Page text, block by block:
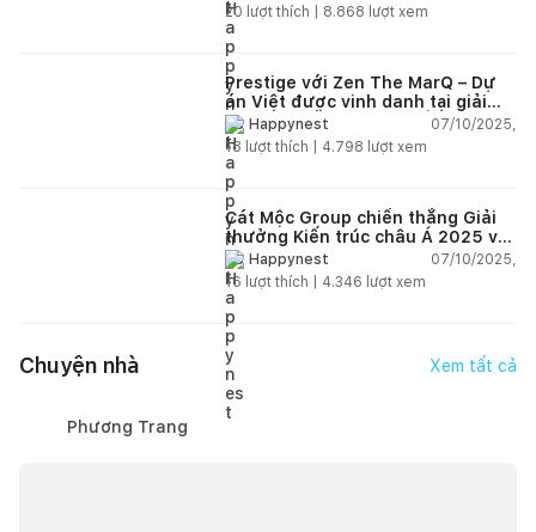
20 lượt thích | 8.868 lượt xem
Prestige với Zen The MarQ – Dự
án Việt được vinh danh tại giải
thưởng kiến trúc châu Á 2025
Happynest
07/10/2025,
18 lượt thích | 4.798 lượt xem
Cát Mộc Group chiến thắng Giải
thưởng Kiến trúc châu Á 2025 với
The Luxury House
Happynest
07/10/2025,
16 lượt thích | 4.346 lượt xem
Chuyện nhà Xem tất cả
Phương Trang